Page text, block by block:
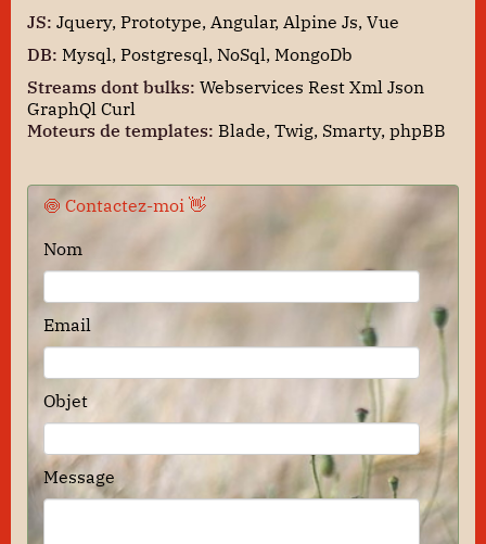
JS: Jquery, Prototype, Angular, Alpine Js, Vue
DB: Mysql, Postgresql, NoSql, MongoDb
Streams dont bulks: Webservices Rest Xml Json
GraphQl Curl
Moteurs de templates: Blade, Twig, Smarty, phpBB
🍥 Contactez-moi 👋
Nom
Email
Objet
Message